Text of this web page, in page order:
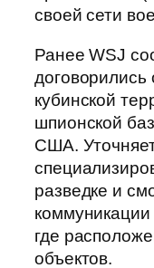
своей сети
Ранее WSJ
кубинской
шпионской
США.
разведке и
где
объектов.